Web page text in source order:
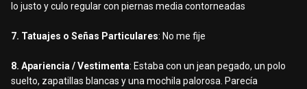
lo justo y culo regular con piernas media contorneadas
7. Tatuajes o Señas Particulares: No me fije
8. Apariencia / Vestimenta: Estaba con un jean pegado, un polo
suelto, zapatillas blancas y una mochila palorosa. Parecía